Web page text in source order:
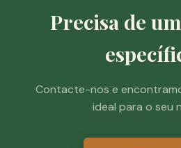
Precisa de
Contacte-nos e
ideal para o seu